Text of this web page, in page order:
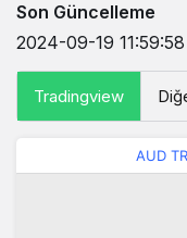
Son Güncelleme
2024-09-19 11:59:58
Tradingview
AUD